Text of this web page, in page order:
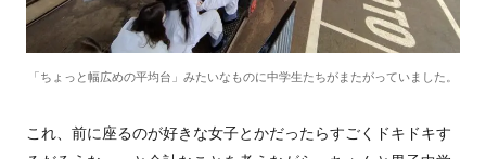
「ちょっと幅広めの平均台」みたいなものに中学生たちがまたがっていました。
これ、前に座るのが好きな女子とかだったらすごくドキドキす